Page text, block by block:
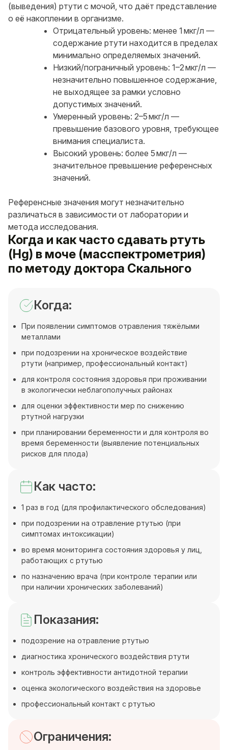
(выведения) ртути с мочой, что даёт представление
о её накоплении в организме.
Отрицательный уровень: менее 1 мкг/л —
содержание ртути находится в пределах
минимально определяемых значений.
Низкий/пограничный уровень: 1–2 мкг/л —
незначительно повышенное содержание,
не выходящее за рамки условно
допустимых значений.
Умеренный уровень: 2–5 мкг/л —
превышение базового уровня, требующее
внимания специалиста.
Высокий уровень: более 5 мкг/л —
значительное превышение референсных
значений.
Референсные значения могут незначительно
различаться в зависимости от лаборатории и
метода исследования.
Когда и как часто сдавать ртуть
(Hg) в моче (масспектрометрия)
по методу доктора Скального
Когда:
При появлении симптомов отравления тяжёлыми
металлами
при подозрении на хроническое воздействие
ртути (например, профессиональный контакт)
для контроля состояния здоровья при проживании
в экологически неблагополучных районах
для оценки эффективности мер по снижению
ртутной нагрузки
при планировании беременности и для контроля во
время беременности (выявление потенциальных
рисков для плода)
Как часто:
1 раз в год (для профилактического обследования)
при подозрении на отравление ртутью (при
симптомах интоксикации)
во время мониторинга состояния здоровья у лиц,
работающих с ртутью
по назначению врача (при контроле терапии или
при наличии хронических заболеваний)
Показания:
подозрение на отравление ртутью
диагностика хронического воздействия ртути
контроль эффективности антидотной терапии
оценка экологического воздействия на здоровье
профессиональный контакт с ртутью
Ограничения: